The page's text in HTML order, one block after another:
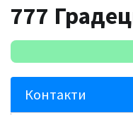
777
Контакти